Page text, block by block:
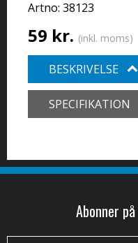
Artno: 38123
59 kr. (inkl. moms)
BESKRIVELSE
SPECIFIKATION
Abonner